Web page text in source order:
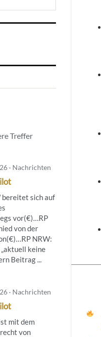
Treffer
· Nachrichten
bereitet sich auf
vor(€)…RP
von der
NRW:
keine
Beitrag ...
· Nachrichten
mit dem
von